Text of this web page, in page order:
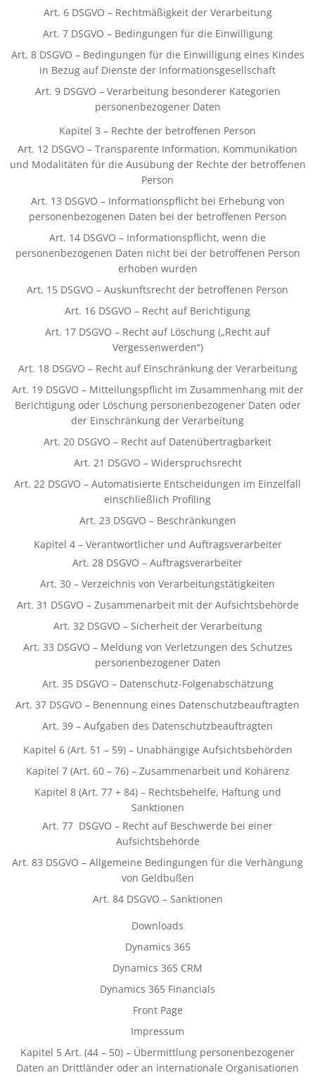
Art. 6 DSGVO – Rechtmäßigkeit der Verarbeitung
Art. 7 DSGVO – Bedingungen für die Einwilligung
Art. 8 DSGVO – Bedingungen für die Einwilligung eines Kindes
in Bezug auf Dienste der Informationsgesellschaft
Art. 9 DSGVO – Verarbeitung besonderer Kategorien
personenbezogener Daten
Kapitel 3 – Rechte der betroffenen Person
Art. 12 DSGVO – Transparente Information, Kommunikation
und Modalitäten für die Ausübung der Rechte der betroffenen
Person
Art. 13 DSGVO – Informationspflicht bei Erhebung von
personenbezogenen Daten bei der betroffenen Person
Art. 14 DSGVO – Informationspflicht, wenn die
personenbezogenen Daten nicht bei der betroffenen Person
erhoben wurden
Art. 15 DSGVO – Auskunftsrecht der betroffenen Person
Art. 16 DSGVO – Recht auf Berichtigung
Art. 17 DSGVO – Recht auf Löschung („Recht auf
Vergessenwerden“)
Art. 18 DSGVO – Recht auf Einschränkung der Verarbeitung
Art. 19 DSGVO – Mitteilungspflicht im Zusammenhang mit der
Berichtigung oder Löschung personenbezogener Daten oder
der Einschränkung der Verarbeitung
Art. 20 DSGVO – Recht auf Datenübertragbarkeit
Art. 21 DSGVO – Widerspruchsrecht
Art. 22 DSGVO – Automatisierte Entscheidungen im Einzelfall
einschließlich Profiling
Art. 23 DSGVO – Beschränkungen
Kapitel 4 – Verantwortlicher und Auftragsverarbeiter
Art. 28 DSGVO – Auftragsverarbeiter
Art. 30 – Verzeichnis von Verarbeitungstätigkeiten
Art. 31 DSGVO – Zusammenarbeit mit der Aufsichtsbehörde
Art. 32 DSGVO – Sicherheit der Verarbeitung
Art. 33 DSGVO – Meldung von Verletzungen des Schutzes
personenbezogener Daten
Art. 35 DSGVO – Datenschutz-Folgenabschätzung
Art. 37 DSGVO – Benennung eines Datenschutzbeauftragten
Art. 39 – Aufgaben des Datenschutzbeauftragten
Kapitel 6 (Art. 51 – 59) – Unabhängige Aufsichtsbehörden
Kapitel 7 (Art. 60 – 76) – Zusammenarbeit und Kohärenz
Kapitel 8 (Art. 77 + 84) – Rechtsbehelfe, Haftung und
Sanktionen
Art. 77 DSGVO – Recht auf Beschwerde bei einer
Aufsichtsbehörde
Art. 83 DSGVO – Allgemeine Bedingungen für die Verhängung
von Geldbußen
Art. 84 DSGVO – Sanktionen
Downloads
Dynamics 365
Dynamics 365 CRM
Dynamics 365 Financials
Front Page
Impressum
Kapitel 5 Art. (44 – 50) – Übermittlung personenbezogener
Daten an Drittländer oder an internationale Organisationen